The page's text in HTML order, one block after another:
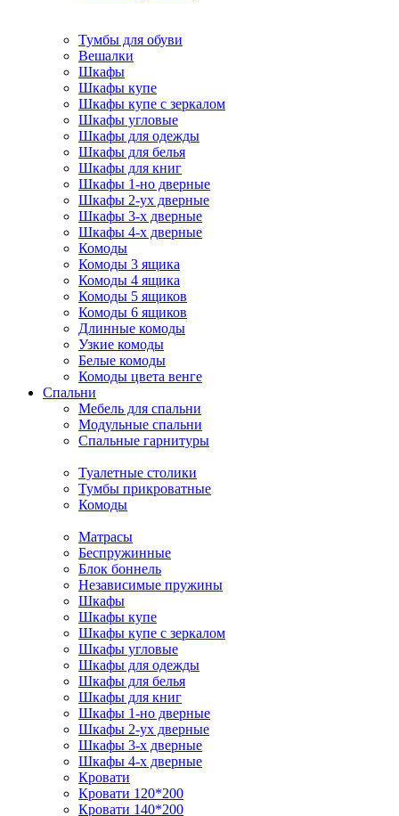
Тумбы для обуви
Вешалки
Шкафы
Шкафы купе
Шкафы купе с зеркалом
Шкафы угловые
Шкафы для одежды
Шкафы для белья
Шкафы для книг
Шкафы 1-но дверные
Шкафы 2-ух дверные
Шкафы 3-х дверные
Шкафы 4-х дверные
Комоды
Комоды 3 ящика
Комоды 4 ящика
Комоды 5 ящиков
Комоды 6 ящиков
Длинные комоды
Узкие комоды
Белые комоды
Комоды цвета венге
Спальни
Мебель для спальни
Модульные спальни
Спальные гарнитуры
Туалетные столики
Тумбы прикроватные
Комоды
Матрасы
Беспружинные
Блок боннель
Независимые пружины
Шкафы
Шкафы купе
Шкафы купе с зеркалом
Шкафы угловые
Шкафы для одежды
Шкафы для белья
Шкафы для книг
Шкафы 1-но дверные
Шкафы 2-ух дверные
Шкафы 3-х дверные
Шкафы 4-х дверные
Кровати
Кровати 120*200
Кровати 140*200